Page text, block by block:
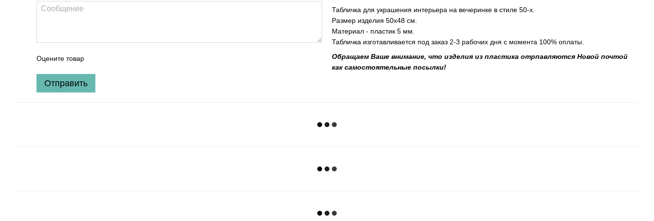
Оцените товар
Отправить
Табличка для украшения интерьера на вечеринке в стиле 50-х.
Размер изделия 50х48 см.
Материал - пластик 5 мм.
Табличка изготавливается под заказ 2-3 рабочих дня с момента 100% оплаты.
Обращаем Ваше внимание, что изделия из пластика отрпавляются Новой почтой
как самостоятельные посылки!